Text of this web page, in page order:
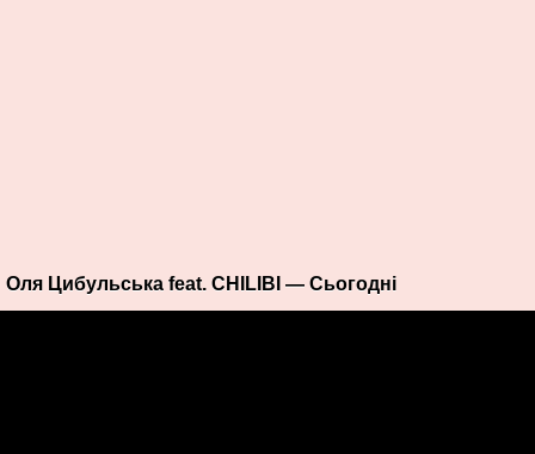
Оля Цибульська feat. CHILIBI — Сьогодні